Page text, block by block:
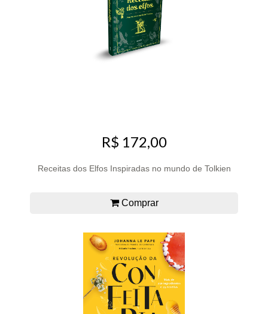
R$ 172,00
Receitas dos Elfos Inspiradas no mundo de Tolkien
Comprar